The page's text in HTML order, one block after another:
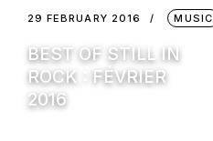
29 FEBRUARY 2016 MUSIC
BEST OF STILL IN
ROCK : FÉVRIER
2016